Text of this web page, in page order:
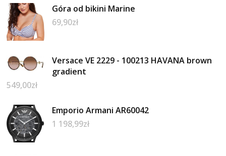
Góra od bikini Marine
69,90zł
Versace VE 2229 - 100213 HAVANA brown
gradient
549,00zł
Emporio Armani AR60042
1 198,99zł